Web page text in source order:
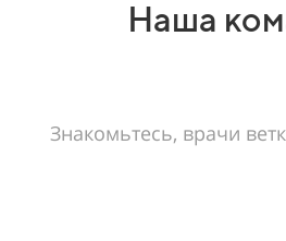
Наша
Знакомьтесь, врачи